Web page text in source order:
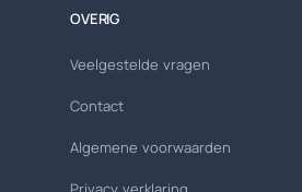
OVERIG
Veelgestelde vragen
Contact
Algemene voorwaarden